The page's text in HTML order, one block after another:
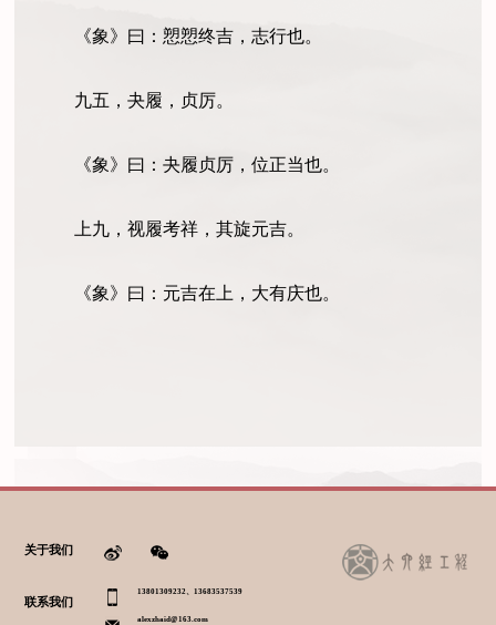
《象》曰：愬愬终吉，志行也。
九五，夬履，贞厉。
《象》曰：夬履贞厉，位正当也。
上九，视履考祥，其旋元吉。
《象》曰：元吉在上，大有庆也。
关于我们
联系我们
13801309232、13683537539
alexzhaid@163.com